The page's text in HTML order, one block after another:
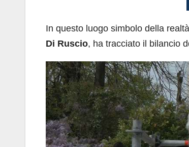
In questo luogo simbolo della
Di Ruscio, ha tracciato il bilancio